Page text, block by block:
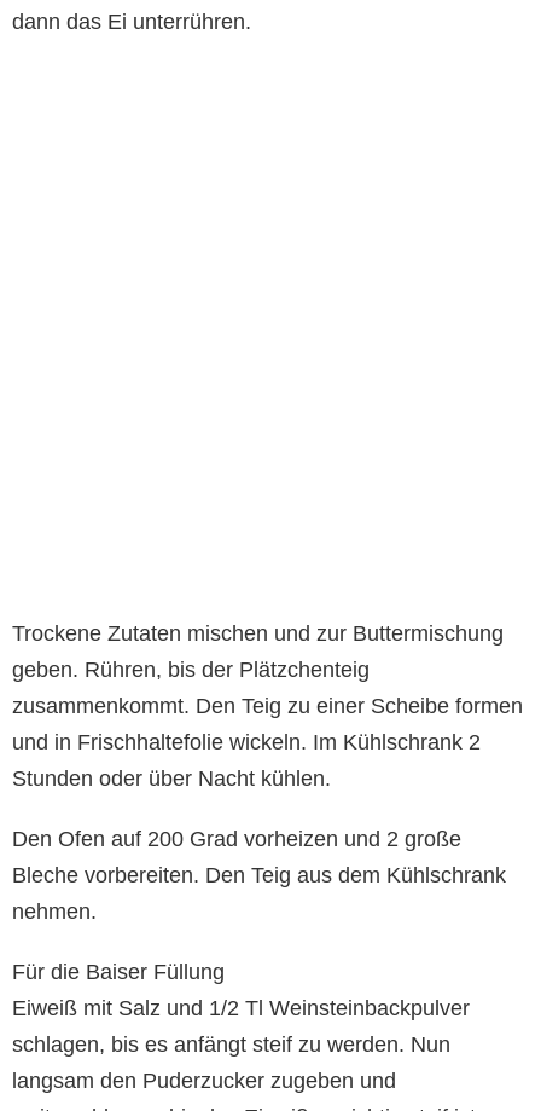
dann das Ei unterrühren.
Trockene Zutaten mischen und zur Buttermischung
geben. Rühren, bis der Plätzchenteig
zusammenkommt. Den Teig zu einer Scheibe formen
und in Frischhaltefolie wickeln. Im Kühlschrank 2
Stunden oder über Nacht kühlen.
Den Ofen auf 200 Grad vorheizen und 2 große
Bleche vorbereiten. Den Teig aus dem Kühlschrank
nehmen.
Für die Baiser Füllung
Eiweiß mit Salz und 1/2 Tl Weinsteinbackpulver
schlagen, bis es anfängt steif zu werden. Nun
langsam den Puderzucker zugeben und